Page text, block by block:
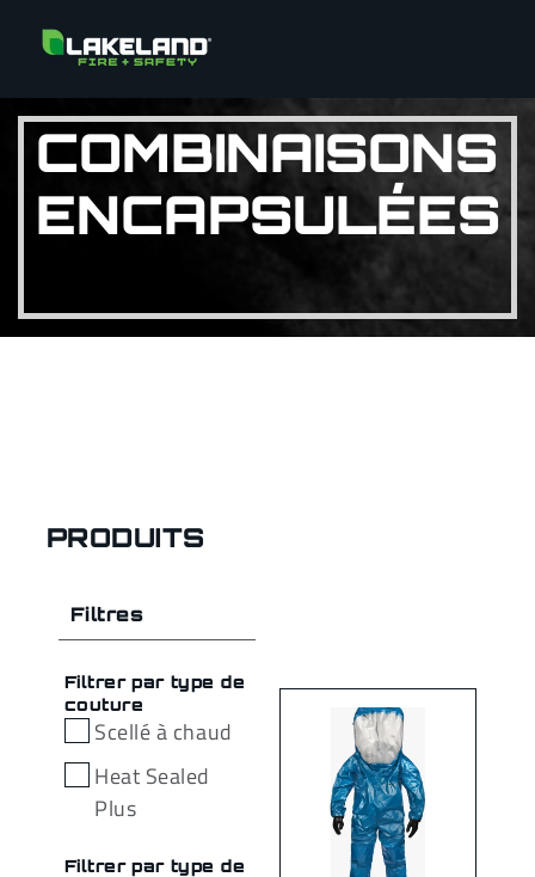
COMBINAISONS
ENCAPSULÉES
PRODUITS
Filtres
Filtrer par type de
couture
Scellé à chaud
Heat Sealed
Plus
Filtrer par type de